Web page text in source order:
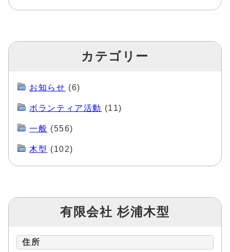
カテゴリー
お知らせ (6)
ボランティア活動 (11)
一般 (556)
木型 (102)
有限会社 杉浦木型
住所